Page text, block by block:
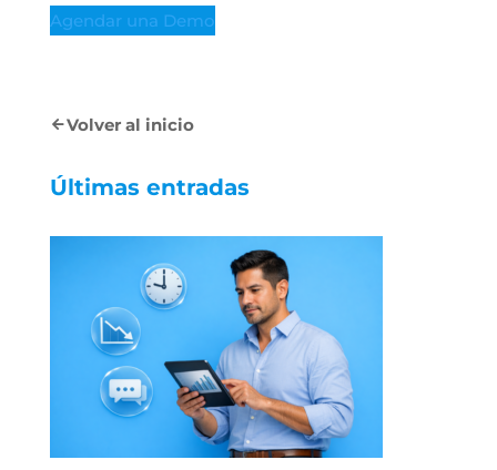
Agendar una Demo
Volver al inicio
Últimas entradas